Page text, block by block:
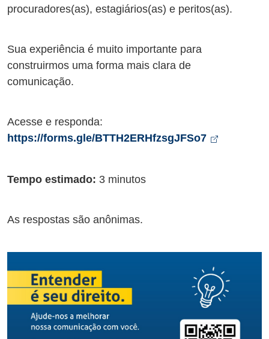
procuradores(as), estagiários(as) e peritos(as).
Sua experiência é muito importante para
construirmos uma forma mais clara de
comunicação.
Acesse e responda:
https://forms.gle/BTTH2ERHfzsgJFSo7
Abre em
Tempo estimado: 3 minutos
As respostas são anônimas.